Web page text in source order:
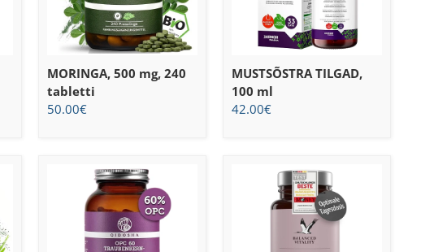
MORINGA, 500 mg, 240
tabletti
50.00€
MUSTSÕSTRA TILGAD,
100 ml
42.00€